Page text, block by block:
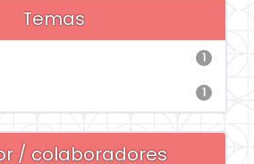
Temas
1
1
/ colaboradores